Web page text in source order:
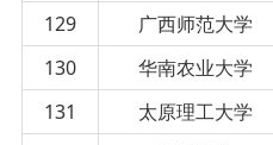
129
广西师范大学
130
华南农业大学
131
太原理工大学